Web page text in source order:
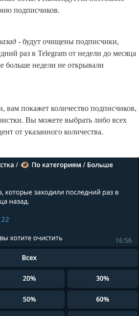
подписчиков.
- будут очищены подписчики,
раз в Telegram от недели до месяца
больше недели не открывали
вам покажет количество подписчиков,
Вы можете выбрать либо всех
от указанного количества.